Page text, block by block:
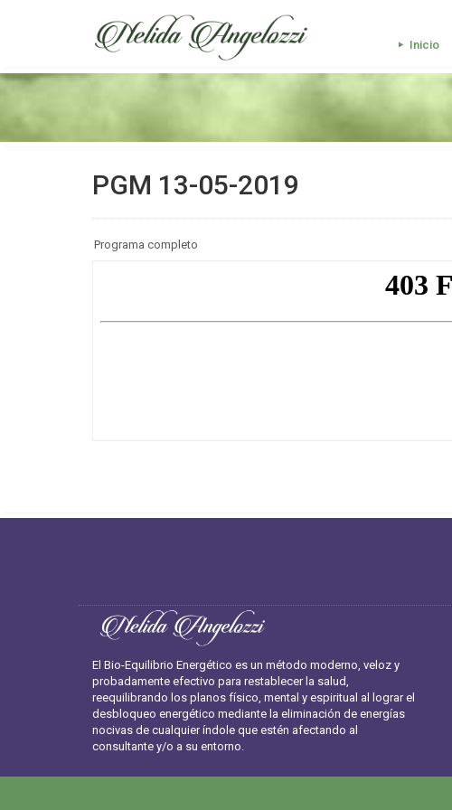
Inicio
PGM 13-05-2019
Programa completo
El Bio-Equilibrio Energético es un método moderno, veloz y
probadamente efectivo para restablecer la salud,
reequilibrando los planos físico, mental y espiritual al lograr el
desbloqueo energético mediante la eliminación de energías
nocivas de cualquier índole que estén afectando al
consultante y/o a su entorno.